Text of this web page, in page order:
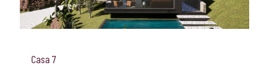
Casa 7